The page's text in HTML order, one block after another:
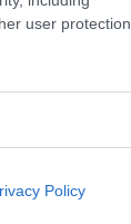
user protection.
Policy